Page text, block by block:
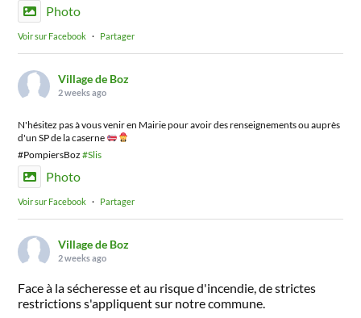
Photo
Voir sur Facebook · Partager
Village de Boz
2 weeks ago
N'hésitez pas à vous venir en Mairie pour avoir des renseignements ou auprès
d'un SP de la caserne
#PompiersBoz#Slis
Photo
Voir sur Facebook · Partager
Village de Boz
2 weeks ago
Face à la sécheresse et au risque d'incendie, de strictes
restrictions s'appliquent sur notre commune.